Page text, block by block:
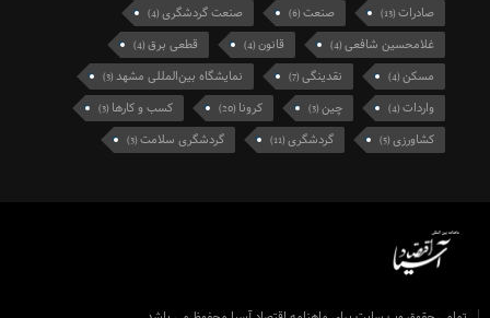
صادرات(13) صنعت(6) صنعت گردشگری(4)
غلامحسین شافعی(4) قانون(4) قطعی برق(4)
مسکن(4) نقدینگی(7) نمایشگاه بین‌المللی مشهد(3)
واردات(4) چین(3) کرونا (20) کسب و کارها (3)
کشاورزی(5) گردشگری(11) گردشگری سلامت(3)